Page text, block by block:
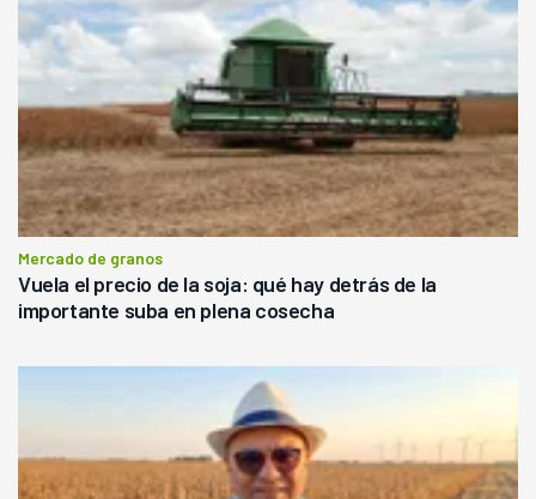
Mercado de granos
Vuela el precio de la soja: qué hay detrás de la
importante suba en plena cosecha